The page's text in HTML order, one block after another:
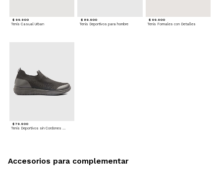
$ 99.900
Tenis Casual Urban
$ 89.900
Tenis Deportivos para hombre
$ 99.900
Tenis Formales con Detalles
$ 79.900
Tenis Deportivos sin Cordones para hombre
Accesorios para complementar